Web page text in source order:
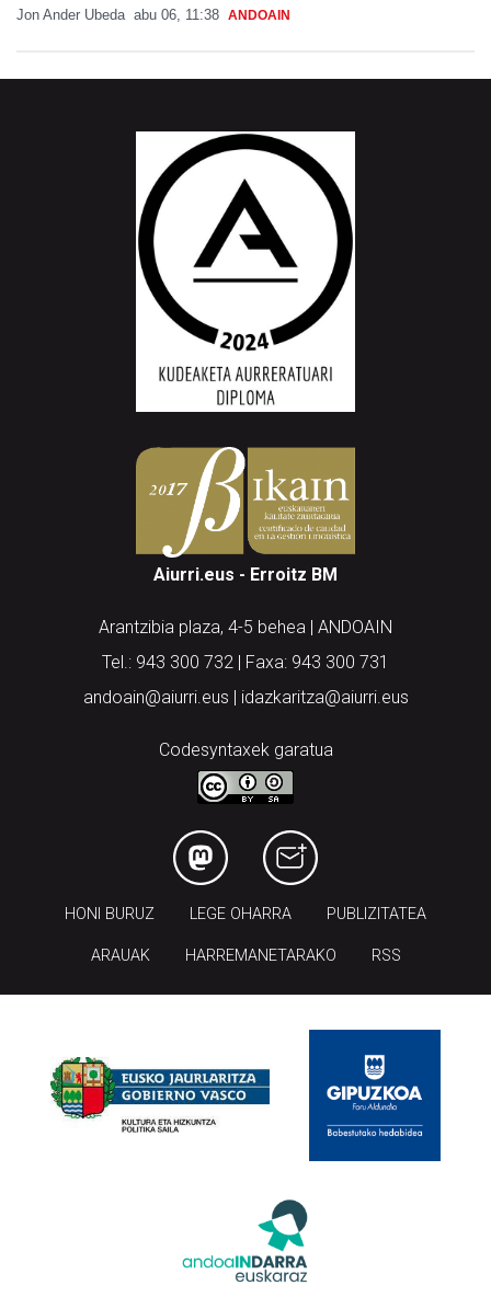
Jon Ander Ubeda abu 06, 11:38 ANDOAIN
Aiurri.eus - Erroitz BM
Arantzibia plaza, 4-5 behea | ANDOAIN
Tel.: 943 300 732 | Faxa: 943 300 731
andoain@aiurri.eus | idazkaritza@aiurri.eus
Codesyntaxek garatua
HONI BURUZ LEGE OHARRA PUBLIZITATEA
ARAUAK HARREMANETARAKO RSS